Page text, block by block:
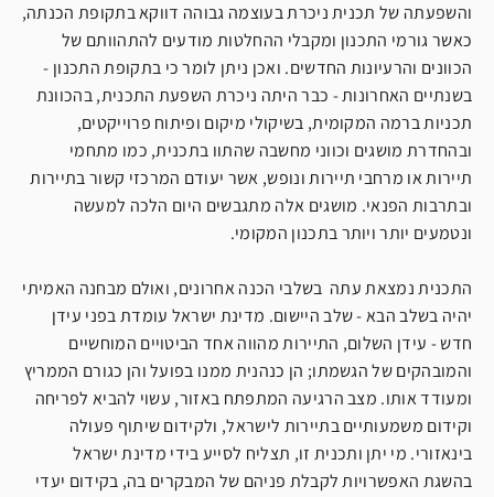
והשפעתה של תכנית ניכרת בעוצמה גבוהה דווקא בתקופת הכנתה,
כאשר גורמי התכנון ומקבלי ההחלטות מודעים להתהוותם של
הכוונים והרעיונות החדשים. ואכן ניתן לומר כי בתקופת התכנון -
בשנתיים האחרונות - כבר היתה ניכרת השפעת התכנית, בהכוונת
תכניות ברמה המקומית, בשיקולי מיקום ופיתוח פרוייקטים,
ובהחדרת מושגים וכווני מחשבה שהתוו בתכנית, כמו מתחמי
תיירות או מרחבי תיירות ונופש, אשר יעודם המרכזי קשור בתיירות
ובתרבות הפנאי. מושגים אלה מתגבשים היום הלכה למעשה
ונטמעים יותר ויותר בתכנון המקומי.
התכנית נמצאת עתה בשלבי הכנה אחרונים, ואולם מבחנה האמיתי
יהיה בשלב הבא - שלב היישום. מדינת ישראל עומדת בפני עידן
חדש - עידן השלום, התיירות מהווה אחד הביטויים המוחשיים
והמובהקים של הגשמתו; הן כנהנית ממנו בפועל והן כגורם הממריץ
ומעודד אותו. מצב הרגיעה המתפתח באזור, עשוי להביא לפריחה
וקידום משמעותיים בתיירות לישראל, ולקידום שיתוף פעולה
בינאזורי. מי יתן ותכנית זו, תצליח לסייע בידי מדינת ישראל
בהשגת האפשרויות לקבלת פניהם של המבקרים בה, בקידום יעדי